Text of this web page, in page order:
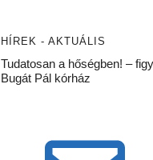
HÍREK - AKTUÁLIS
Tudatosan a hőségben! –
Bugát Pál kórház